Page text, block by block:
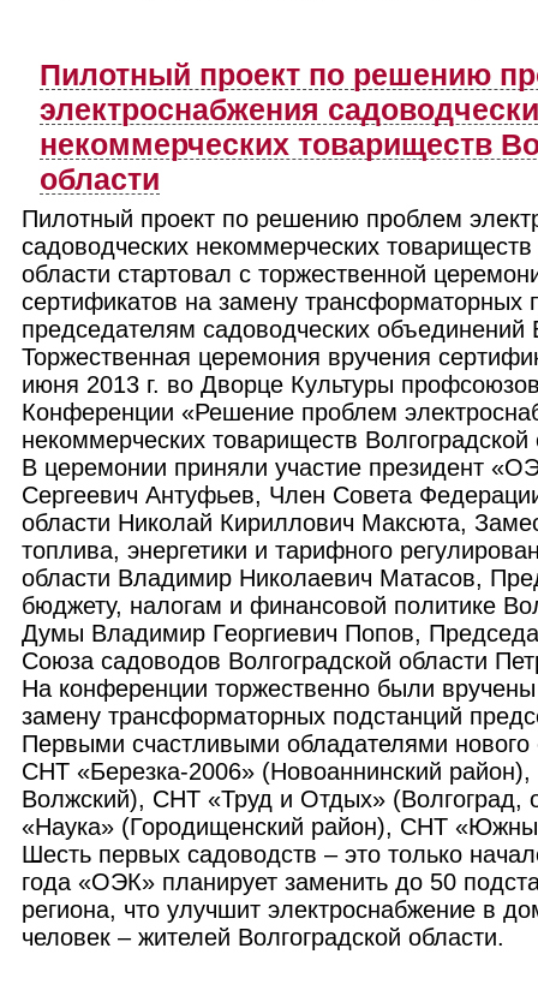
Пилотный проект по решению
электроснабжения
некоммерческих товариществ
области
Пилотный проект по решению проблем
садоводческих некоммерческих товариществ
области стартовал с торжественной
сертификатов на замену трансформаторных
председателям садоводческих объединений
Торжественная церемония вручения
июня 2013 г. во Дворце Культуры
Конференции «Решение проблем
некоммерческих товариществ Волгоградской
В церемонии приняли участие президент
Сергеевич Антуфьев, Член Совета
области Николай Кириллович Максюта,
топлива, энергетики и тарифного
области Владимир Николаевич Матасов,
бюджету, налогам и финансовой политике
Думы Владимир Георгиевич Попов,
Союза садоводов Волгоградской области
На конференции торжественно были
замену трансформаторных подстанций
Первыми счастливыми обладателями нового
СНТ «Березка-2006» (Новоаннинский
Волжский), СНТ «Труд и Отдых» (Волгоград,
«Наука» (Городищенский район), СНТ
Шесть первых садоводств – это только
года «ОЭК» планирует заменить до 50
региона, что улучшит электроснабжение в
человек – жителей Волгоградской области.